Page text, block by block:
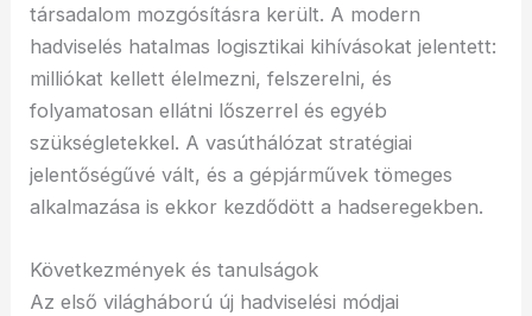
társadalom mozgósításra került. A modern
hadviselés hatalmas logisztikai kihívásokat jelentett:
milliókat kellett élelmezni, felszerelni, és
folyamatosan ellátni lőszerrel és egyéb
szükségletekkel. A vasúthálózat stratégiai
jelentőségűvé vált, és a gépjárművek tömeges
alkalmazása is ekkor kezdődött a hadseregekben.
Következmények és tanulságok
Az első világháború új hadviselési módjai